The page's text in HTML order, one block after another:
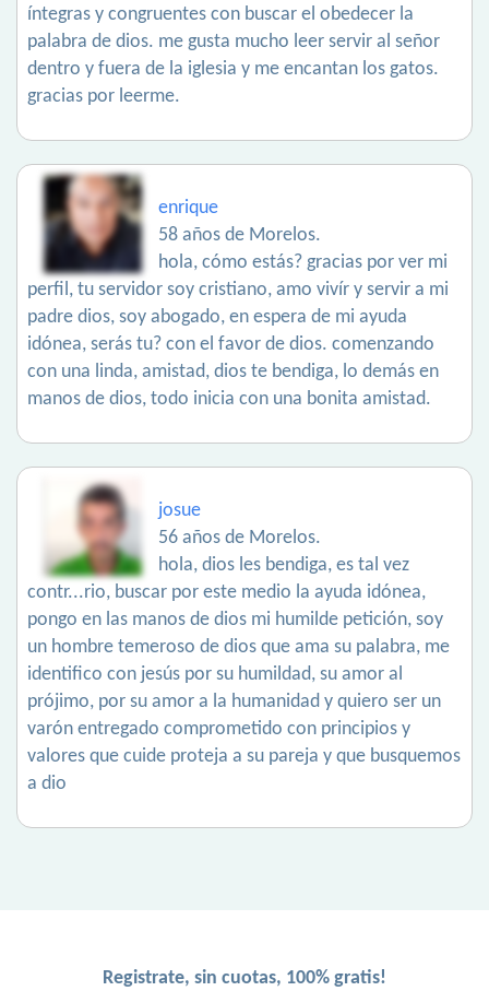
íntegras y congruentes con buscar el obedecer la
palabra de dios. me gusta mucho leer servir al señor
dentro y fuera de la iglesia y me encantan los gatos.
gracias por leerme.
enrique
58 años de Morelos.
hola, cómo estás? gracias por ver mi
perfil, tu servidor soy cristiano, amo vivír y servir a mi
padre dios, soy abogado, en espera de mi ayuda
idónea, serás tu? con el favor de dios. comenzando
con una linda, amistad, dios te bendiga, lo demás en
manos de dios, todo inicia con una bonita amistad.
josue
56 años de Morelos.
hola, dios les bendiga, es tal vez
contr...rio, buscar por este medio la ayuda idónea,
pongo en las manos de dios mi humilde petición, soy
un hombre temeroso de dios que ama su palabra, me
identifico con jesús por su humildad, su amor al
prójimo, por su amor a la humanidad y quiero ser un
varón entregado comprometido con principios y
valores que cuide proteja a su pareja y que busquemos
a dio
Registrate, sin cuotas, 100% gratis!